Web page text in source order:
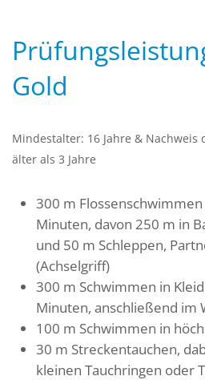
Gold
Mindestalter: 16 Jahre & Nachweis
älter als 3 Jahre
300 m
Minuten, davon 250 m in
und 50 m Schleppen,
(Achselgriff)
300 m Schwimmen in
Minuten, anschließend im
100 m Schwimmen in
30 m Streckentauchen,
kleinen Tauchringen oder